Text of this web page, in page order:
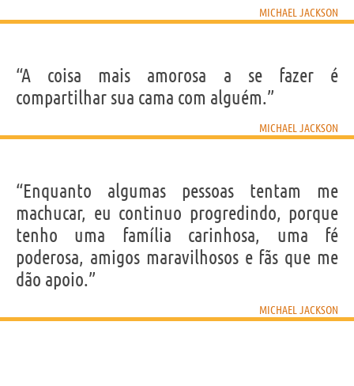
MICHAEL JACKSON
“A coisa mais amorosa a se fazer é
compartilhar sua cama com alguém.”
MICHAEL JACKSON
“Enquanto algumas pessoas tentam me
machucar, eu continuo progredindo, porque
tenho uma família carinhosa, uma fé
poderosa, amigos maravilhosos e fãs que me
dão apoio.”
MICHAEL JACKSON